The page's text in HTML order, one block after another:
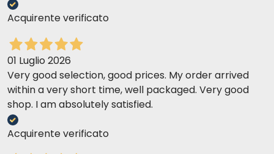
Acquirente verificato
01 Luglio 2026
Very good selection, good prices. My order arrived
within a very short time, well packaged. Very good
shop. I am absolutely satisfied.
Acquirente verificato